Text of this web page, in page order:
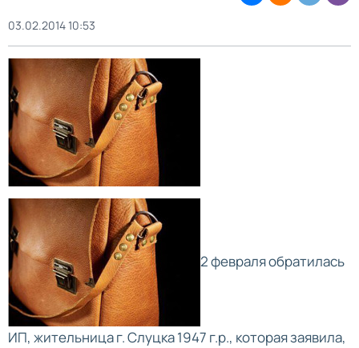
03.02.2014 10:53
2 февраля обратилась
ИП, жительница г. Слуцка 1947 г.р., которая заявила,